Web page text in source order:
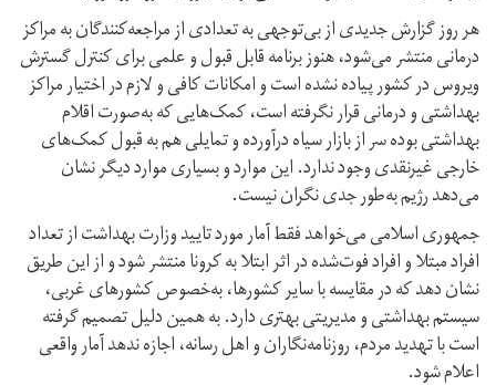
هر روز گزارش جدیدی از بی‌توجهی به تعدادی از مراجعه‌کنندگان به مراکز
درمانی منتشر می‌شود، هنوز برنامه قابل قبول و علمی برای کنترل گسترش
ویروس در کشور پیاده نشده است و امکانات کافی و لازم در اختیار مراکز
بهداشتی و درمانی قرار نگرفته است، کمک‌هایی که به‌صورت اقلام
بهداشتی بوده سر از بازار سیاه در‌آورده و تمایلی هم به قبول کمک‌های
خارجی غیرنقدی وجود ندارد. این موارد و بسیاری موارد دیگر نشان
می‌دهد رژیم به‌طور جدی نگران نیست.
جمهوری اسلامی می‌خواهد فقط آمار مورد تایید وزارت بهداشت از تعداد
افراد مبتلا و افراد فوت‌شده در اثر ابتلا به کرونا منتشر شود و از این طریق
نشان دهد که در مقایسه با سایر کشور‌ها، به‌خصوص کشور‌های غربی،
سیستم بهداشتی و مدیریتی بهتری دارد. به همین دلیل تصمیم گرفته
است با تهدید مردم، روزنامه‌نگاران و اهل رسانه، اجازه ندهد آمار واقعی
اعلام شود.